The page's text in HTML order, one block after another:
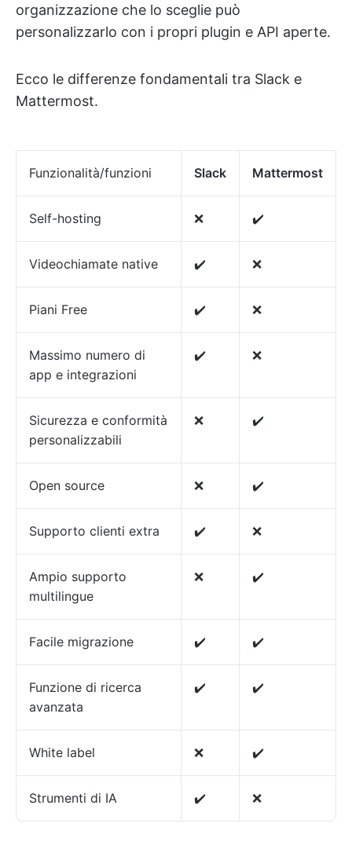
organizzazione che lo sceglie può
personalizzarlo con i propri plugin e API aperte.
Ecco le differenze fondamentali tra Slack e
Mattermost.
Funzionalità/funzioni Slack Mattermost
Self-hosting ❌ ✔️
Videochiamate native ✔️ ❌
Piani Free ✔️ ❌
Massimo numero di
app e integrazioni
✔️ ❌
Sicurezza e conformità
personalizzabili
❌ ✔️
Open source ❌ ✔️
Supporto clienti extra ✔️ ❌
Ampio supporto
multilingue
❌ ✔️
Facile migrazione ✔️ ✔️
Funzione di ricerca
avanzata
✔️ ✔️
White label ❌ ✔️
Strumenti di IA ✔️ ❌